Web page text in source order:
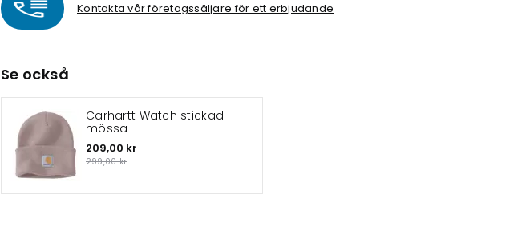
Kontakta vår företagssäljare för ett erbjudande
Se också
Carhartt Watch stickad
mössa
209,00 kr
299,00 kr